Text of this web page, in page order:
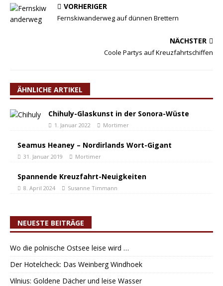
VORHERIGER
Fernskiwanderweg auf dünnen Brettern
NÄCHSTER
Coole Partys auf Kreuzfahrtschiffen
ÄHNLICHE ARTIKEL
Chihuly-Glaskunst in der Sonora-Wüste
1. Januar 2022 Mortimer
Seamus Heaney – Nordirlands Wort-Gigant
31. Januar 2019 Mortimer
Spannende Kreuzfahrt-Neuigkeiten
8. April 2024 Susanne Timmann
NEUESTE BEITRÄGE
Wo die polnische Ostsee leise wird …
Der Hotelcheck: Das Weinberg Windhoek
Vilnius: Goldene Dächer und leise Wasser